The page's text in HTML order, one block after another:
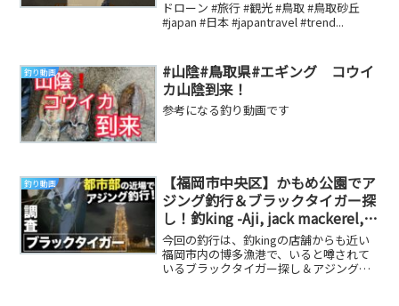
イカ釣り漁 #ラクダ
ドローン #旅行 #観光 #鳥取 #鳥取砂丘
#japan #日本 #japantravel #trend...
釣り動画
#山陰#鳥取県#エギング コウイ
カ山陰到来！
参考になる釣り動画です
釣り動画
【福岡市中央区】かもめ公園でア
ジング釣行＆ブラックタイガー探
し！釣king -Aji, jack mackerel,
FukuokaCity
今回の釣行は、釣kingの店舗からも近い
福岡市内の博多漁港で、いると噂されて
いるブラックタイガー探し＆アジングを